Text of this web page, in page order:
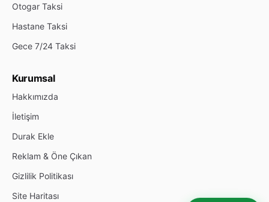
Otogar Taksi
Hastane Taksi
Gece 7/24 Taksi
Kurumsal
Hakkımızda
İletişim
Durak Ekle
Reklam & Öne Çıkan
Gizlilik Politikası
Site Haritası